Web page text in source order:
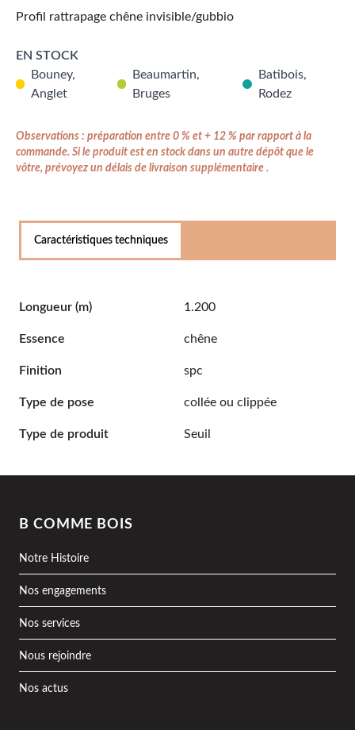
Profil rattrapage chêne invisible/gubbio
EN STOCK
Bouney,
Anglet
Beaumartin,
Bruges
Batibois,
Rodez
Observations : préparation entre 0 % et + 12 % par rapport à la
commande. Si le produit est en stock dans un autre dépôt que le
vôtre, prévoyez un délais de livraison supplémentaire .
Caractéristiques techniques
Longueur (m) 1.200
Essence chêne
Finition spc
Type de pose collée ou clippée
Type de produit Seuil
B COMME BOIS
Notre Histoire
Nos engagements
Nos services
Nous rejoindre
Nos actus